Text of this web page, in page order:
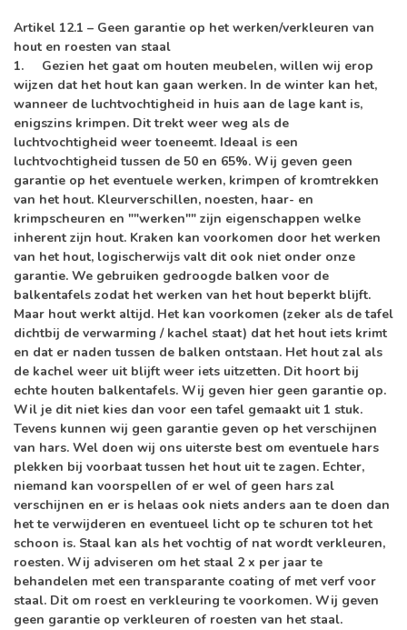
Artikel 12.1 – Geen garantie op het werken/verkleuren van
hout en roesten van staal
1. Gezien het gaat om houten meubelen, willen wij erop
wijzen dat het hout kan gaan werken. In de winter kan het,
wanneer de luchtvochtigheid in huis aan de lage kant is,
enigszins krimpen. Dit trekt weer weg als de
luchtvochtigheid weer toeneemt. Ideaal is een
luchtvochtigheid tussen de 50 en 65%. Wij geven geen
garantie op het eventuele werken, krimpen of kromtrekken
van het hout. Kleurverschillen, noesten, haar- en
krimpscheuren en ""werken"" zijn eigenschappen welke
inherent zijn hout. Kraken kan voorkomen door het werken
van het hout, logischerwijs valt dit ook niet onder onze
garantie. We gebruiken gedroogde balken voor de
balkentafels zodat het werken van het hout beperkt blijft.
Maar hout werkt altijd. Het kan voorkomen (zeker als de tafel
dichtbij de verwarming / kachel staat) dat het hout iets krimt
en dat er naden tussen de balken ontstaan. Het hout zal als
de kachel weer uit blijft weer iets uitzetten. Dit hoort bij
echte houten balkentafels. Wij geven hier geen garantie op.
Wil je dit niet kies dan voor een tafel gemaakt uit 1 stuk.
Tevens kunnen wij geen garantie geven op het verschijnen
van hars. Wel doen wij ons uiterste best om eventuele hars
plekken bij voorbaat tussen het hout uit te zagen. Echter,
niemand kan voorspellen of er wel of geen hars zal
verschijnen en er is helaas ook niets anders aan te doen dan
het te verwijderen en eventueel licht op te schuren tot het
schoon is. Staal kan als het vochtig of nat wordt verkleuren,
roesten. Wij adviseren om het staal 2 x per jaar te
behandelen met een transparante coating of met verf voor
staal. Dit om roest en verkleuring te voorkomen. ​Wij geven
geen garantie op verkleuren of roesten van het staal.